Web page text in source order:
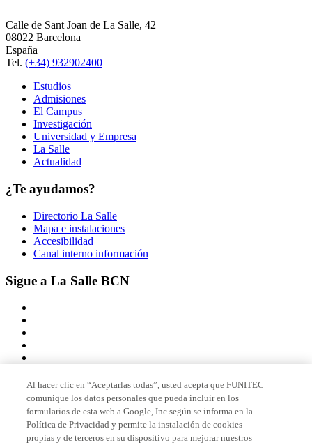
Calle de Sant Joan de La Salle, 42
08022 Barcelona
España
Tel. (+34) 932902400
Estudios
Admisiones
El Campus
Investigación
Universidad y Empresa
La Salle
Actualidad
¿Te ayudamos?
Directorio La Salle
Mapa e instalaciones
Accesibilidad
Canal interno información
Sigue a La Salle BCN
Miembro de
Al hacer clic en “Aceptarlas todas”, usted acepta que FUNITEC
comunique los datos personales que pueda incluir en los
formularios de esta web a Google, Inc según se informa en la
Política de Privacidad y permite la instalación de cookies
propias y de terceros en su dispositivo para mejorar nuestros